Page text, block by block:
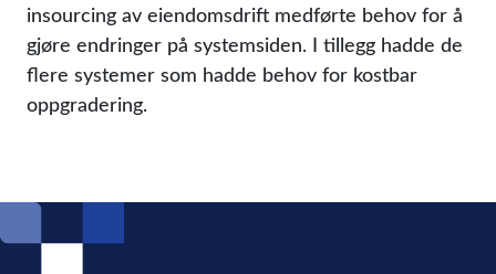
insourcing av eiendomsdrift medførte behov for å
gjøre endringer på systemsiden. I tillegg hadde de
flere systemer som hadde behov for kostbar
oppgradering.